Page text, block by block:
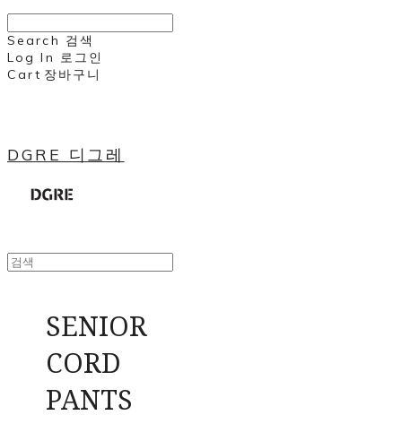
Search 검색
Log In
로그인
Cart 장바구니
DGRE 디그레
SENIOR
CORD
PANTS